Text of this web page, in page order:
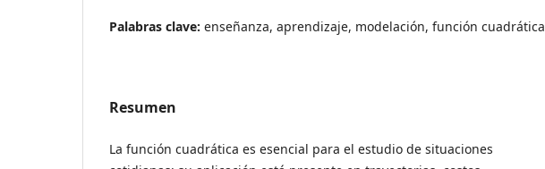
Palabras clave: enseñanza, aprendizaje, modelación, función cuadrática
Resumen
La función cuadrática es esencial para el estudio de situaciones